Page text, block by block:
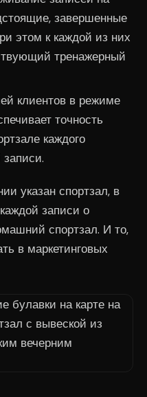
завершенные
этом к каждой из них
тренажерный
клиентов в режиме
точность
каждого
записи.
указан спортзал, в
записи о
спортзал. И то,
в маркетинговых